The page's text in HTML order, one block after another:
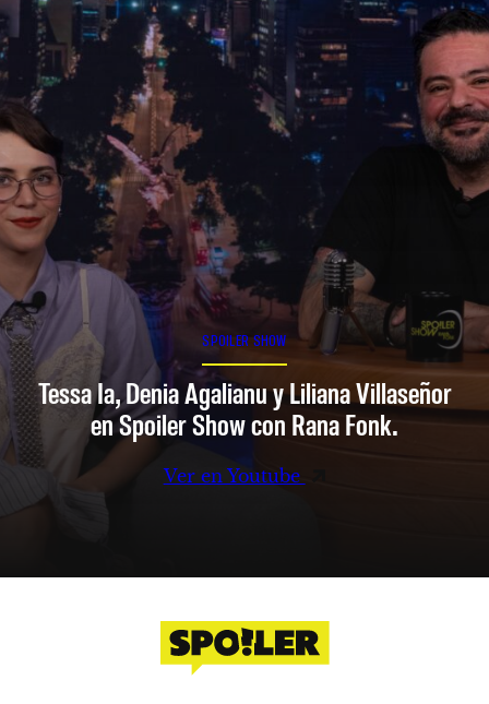
SPOILER SHOW
Tessa Ia, Denia Agalianu y Liliana Villaseñor
en Spoiler Show con Rana Fonk.
Ver en Youtube